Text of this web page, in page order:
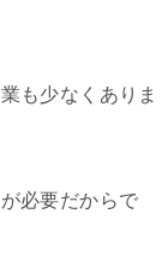
も少なくありま
必要だからで